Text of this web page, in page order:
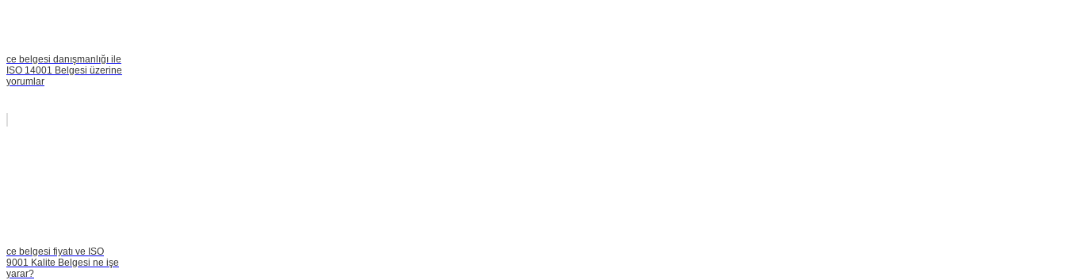
ce belgesi danışmanlığı ile
ISO 14001 Belgesi üzerine
yorumlar
ce belgesi fiyatı ve ISO
9001 Kalite Belgesi ne işe
yarar?